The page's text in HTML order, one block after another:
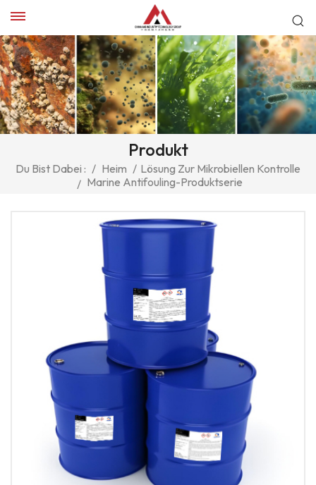
Produkt
Du Bist Dabei : / Heim / Lösung Zur Mikrobiellen Kontrolle
/ Marine Antifouling-Produktserie